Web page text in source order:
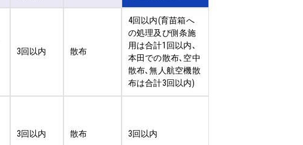
3回以内 散布
4回以内(育苗箱へ
の処理及び側条施
用は合計1回以内､
本田での散布､空中
散布､無人航空機散
布は合計3回以内)
3回以内 散布 3回以内